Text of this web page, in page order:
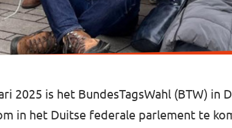
2025 is het BundesTagsWahl (BTW) in
in het Duitse federale parlement te